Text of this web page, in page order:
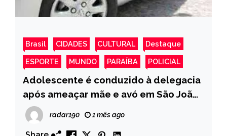
Brasil CIDADES CULTURAL Destaque
ESPORTE MUNDO PARAÍBA POLICIAL
Adolescente é conduzido à delegacia
após ameaçar mãe e avó em São João
do Rio do Peixe
radar190 1 mês ago